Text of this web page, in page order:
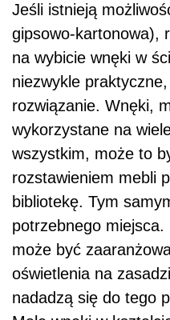
Jeśli istnieją
gipsowo-kartonowa),
na wybicie wnęki w
niezwykle
rozwiązanie. Wnęki,
wykorzystane na
wszystkim, może to
rozstawieniem mebli
bibliotekę. Tym
potrzebnego
może być
oświetlenia na
nadadzą się do tego